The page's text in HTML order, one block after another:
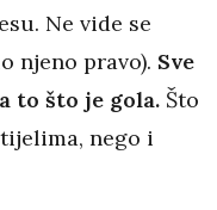
Ne vide se
njeno pravo). Sve
to što je gola.Što
nego i